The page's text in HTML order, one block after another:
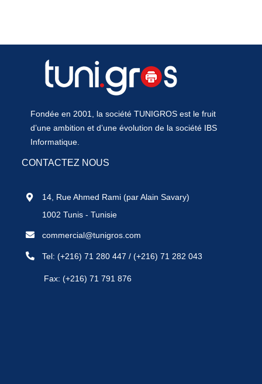
Fondée en 2001, la société TUNIGROS est le fruit
d’une ambition et d’une évolution de la société IBS
Informatique.
CONTACTEZ NOUS
14, Rue Ahmed Rami (par Alain Savary)
1002 Tunis - Tunisie
commercial@tunigros.com
Tel:(+216) 71 280 447 /(+216) 71 282 043
Fax: (+216) 71 791 876